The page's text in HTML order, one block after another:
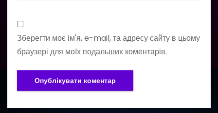
Зберегти моє ім'я, e-mail, та адресу сайту в цьому
браузері для моїх подальших коментарів.